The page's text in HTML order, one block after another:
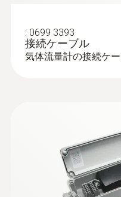
: 0699 3393
接続ケーブル
気体流量計の接続ケ